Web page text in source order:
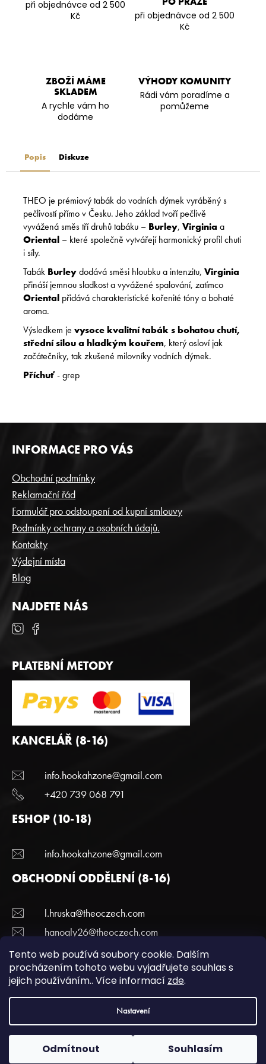
Tento web používá soubory cookie. Dalším
procházením tohoto webu vyjadřujete souhlas s
jejich používáním.. Více informací zde.
Nastavení
Odmítnout Souhlasím
při objednávce od 2 500
Kč
při objednávce od 2 500
Kč
ZBOŽÍ MÁME
SKLADEM
A rychle vám ho
dodáme
VÝHODY KOMUNITY
Rádi vám poradíme a
pomůžeme
Popis Diskuze
THEO je prémiový tabák do vodních dýmek vyráběný s
pečlivostí přímo v Česku. Jeho základ tvoří pečlivě
vyvážená směs tří druhů tabáku – Burley, Virginia a
Oriental – které společně vytvářejí harmonický profil chuti
i síly.
Tabák Burleydodává směsi hloubku a intenzitu, Virginia
přináší jemnou sladkost a vyvážené spalování, zatímco
Oriental přidává charakteristické kořenité tóny a bohaté
aroma.
Výsledkem je vysoce kvalitní tabák s bohatou chutí,
střední silou a hladkým kouřem, který osloví jak
začátečníky, tak zkušené milovníky vodních dýmek.
Příchuť- grep
Z
Á
P
A
T
Í
INFORMACE PRO VÁS
Obchodní podmínky
Reklamační řád
Formulář pro odstoupení od kupní smlouvy
Podmínky ochrany a osobních údajů.
Kontakty
Výdejní místa
Blog
NAJDETE NÁS
PLATEBNÍ METODY
KANCELÁŘ (8-16)
info.hookahzone@gmail.com
+420 739 068 791
ESHOP (10-18)
info.hookahzone@gmail.com
OBCHODNÍ ODDĚLENÍ (8-16)
l.hruska@theoczech.com
hanogly26@theoczech.com
+420 774 395 836
webotvurci
Vytvořil™ Shoptet